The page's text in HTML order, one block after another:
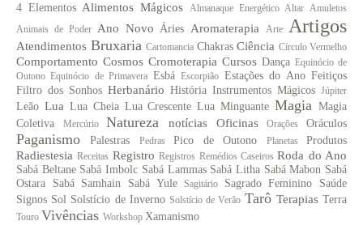
4 Elementos Alimentos Mágicos Almanaque Energético Altar Amuletos
Animais de Poder Ano Novo Áries Aromaterapia Arte Artigos
Atendimentos Bruxaria Cartomancia Chakras Ciência Círculo Vermelho
Comportamento Cosmos Cromoterapia Cursos Dança Equinócio de
Outono Equinócio de Primavera Esbá Escorpião Estações do Ano Feitiços
Filtro dos Sonhos Herbanário História Instrumentos Mágicos Júpiter
Leão Lua Lua Cheia Lua Crescente Lua Minguante Magia Magia
Coletiva
Mercúrio Natureza notícias Oficinas Orações Oráculos
Paganismo Palestras Pedras Pico de Outono Planetas Produtos
Radiestesia Receitas Registro Registros Remédios Caseiros Roda do Ano
Sabá Beltane Sabá Imbolc Sabá Lammas Sabá Litha Sabá Mabon Sabá
Ostara
Sabá Samhain Sabá Yule Sagitário Sagrado Feminino
Saúde
Signos Sol Solstício de Inverno Solstício de Verão Tarô Terapias Terra
Touro Vivências Workshop Xamanismo